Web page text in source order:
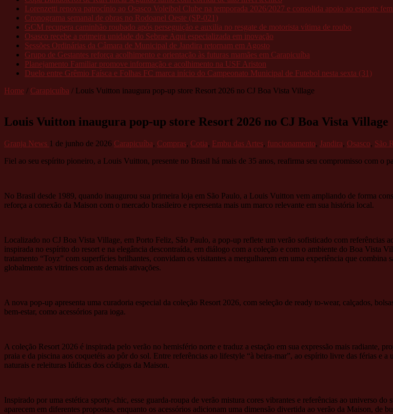
Lorenzetti renova patrocínio ao Osasco Voleibol Clube na temporada 2026/2027 e consolida apoio ao esporte
Cronograma semanal de obras no Rodoanel Oeste (SP-021)
GCM recupera caminhão roubado após perseguição e auxilia no resgate de motorista vítima de roubo
Osasco recebe a primeira unidade do Sebrae Aqui especializada em inovação
Sessões Ordinárias da Câmara de Municipal de Jandira retornam em Agosto
Grupo de Gestantes reforça acolhimento e orientação às futuras mamães em Carapicuíba
Planejamento Familiar promove informação e acolhimento na USF Ariston
Duelo entre Grêmio Faísca e Folhas FC marca início do Campeonato Municipal de Futebol nesta sexta (31)
Home / Carapicuíba / Louis Vuitton inaugura pop-up store Resort 2026 no CJ Boa Vista Village
Louis Vuitton inaugura pop-up store Resort 2026 no CJ Boa Vista Village
Granja News 1 de junho de 2026 Carapicuíba, Compras, Cotia, Embu das Artes, funcionamento, Jandira, Osasco, São
Fiel ao seu espírito pioneiro, a Louis Vuitton, presente no Brasil há mais de 35 anos, reafirma seu compromisso com o
No Brasil desde 1989, quando inaugurou sua primeira loja em São Paulo, a Louis Vuitton vem ampliando de forma
reforça a conexão da Maison com o mercado brasileiro e representa mais um marco relevante em sua história local.
Localizado no CJ Boa Vista Village, em Porto Feliz, São Paulo, a pop-up reflete um verão sofisticado com referências
inspirada no espírito do resort e na elegância descontraída, em diálogo com a coleção e com o ambiente do Boa Vista
tratamento “Toyz” com superfícies brilhantes, convidam os visitantes a mergulharem em uma experiência que
globalmente as vitrines com as demais ativações.
A nova pop-up apresenta uma curadoria especial da coleção Resort 2026, com seleção de ready to-wear, calçados,
bem-estar, como acessórios para ioga.
A coleção Resort 2026 é inspirada pelo verão no hemisfério norte e traduz a estação em sua expressão mais radiante,
praia e da piscina aos coquetéis ao pôr do sol. Entre referências ao lifestyle “à beira-mar”, ao espírito livre das férias e
naturais e releituras lúdicas dos códigos da Maison.
Inspirado por uma estética sporty-chic, esse guarda-roupa de verão mistura cores vibrantes e referências ao universo
aparecem em diferentes propostas, enquanto os acessórios adicionam uma dimensão divertida ao verão da Maison, de